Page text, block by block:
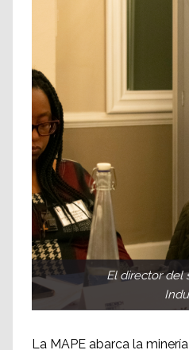
El director del
La MAPE abarca la